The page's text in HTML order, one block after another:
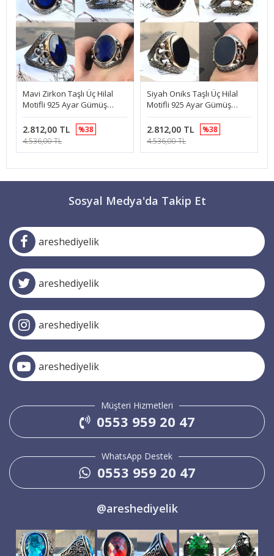
Mavi Zirkon Taşlı Üç Hilal
Motifli 925 Ayar Gümüş
Yüzük
2.812,00 TL
%38
4.536,00 TL
Siyah Oniks Taşlı Üç Hilal
Motifli 925 Ayar Gümüş
Erkek Yüzük
2.812,00 TL
%38
4.536,00 TL
Sosyal Medya'da Takip Et
areshediyelik
areshediyelik
areshediyelik
areshediyelik
Müşteri Hizmetleri
0553 959 20 47
WhatsApp Destek
0553 959 20 47
@areshediyelik